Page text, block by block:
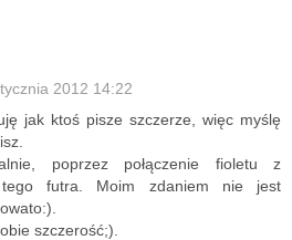
2012 14:22
jak ktoś pisze szczerze, więc myślę
poprzez połączenie fioletu z
futra. Moim zdaniem nie jest
szczerość;).